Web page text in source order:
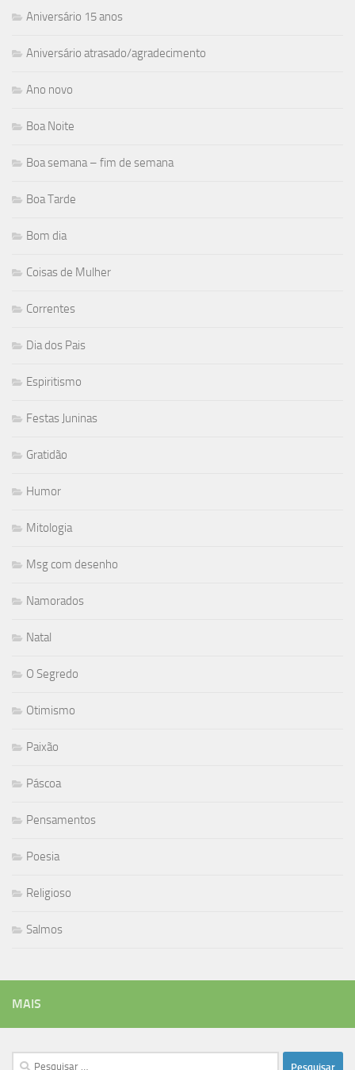
Aniversário 15 anos
Aniversário atrasado/agradecimento
Ano novo
Boa Noite
Boa semana – fim de semana
Boa Tarde
Bom dia
Coisas de Mulher
Correntes
Dia dos Pais
Espiritismo
Festas Juninas
Gratidão
Humor
Mitologia
Msg com desenho
Namorados
Natal
O Segredo
Otimismo
Paixão
Páscoa
Pensamentos
Poesia
Religioso
Salmos
MAIS
Pesquisar